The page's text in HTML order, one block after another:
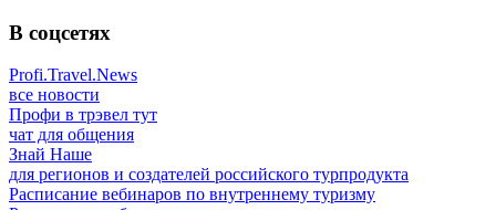
В соцсетях
Profi.Travel.News
все новости
Профи в трэвел тут
чат для общения
Знай Наше
для регионов и создателей российского турпродукта
Расписание вебинаров по внутреннему туризму